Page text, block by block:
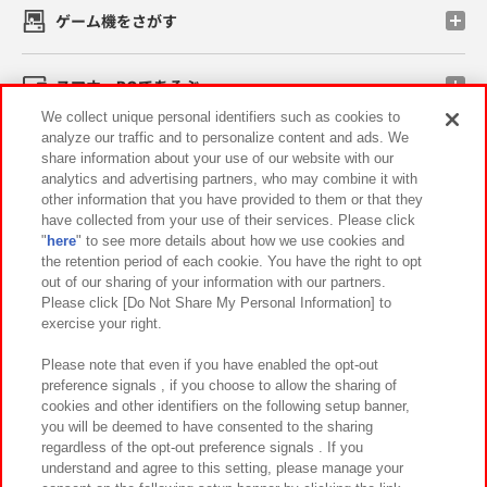
ゲーム機をさがす
スマホ・PCであそぶ
イベント・キャンペーン
関連会社 サステナビリティ サイトポリシー
プライバシーポリシー ウェブアクセシビリティ方針と検証結果
お取引先さまとともに
カスタマーハラスメント対応方針 よくあるご質問・お問い合わせ
We collect unique personal identifiers such as cookies to
analyze our traffic and to personalize content and ads. We
share information about your use of our website with our
analytics and advertising partners, who may combine it with
other information that you have provided to them or that they
have collected from your use of their services. Please click
" here" to see more details about how we use cookies and
the retention period of each cookie. You have the right to opt
out of our sharing of your information with our partners.
Please click [Do Not Share My Personal Information] to
exercise your right.
Please note that even if you have enabled the opt-out
preference signals , if you choose to allow the sharing of
cookies and other identifiers on the following setup banner,
you will be deemed to have consented to the sharing
regardless of the opt-out preference signals . If you
understand and agree to this setting, please manage your